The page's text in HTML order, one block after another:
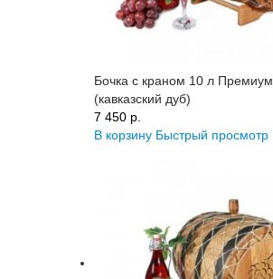
Бочка с краном 10 л Премиум
(кавказский дуб)
7 450 p.
В корзину Быстрый просмотр